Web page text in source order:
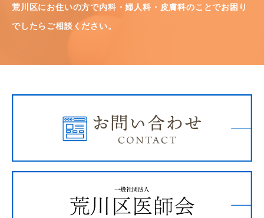
荒川区にお住いの方で内科・婦人科・皮膚科のことでお困り
でしたらご相談ください。